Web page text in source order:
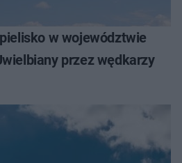
w województwie
przez wędkarzy